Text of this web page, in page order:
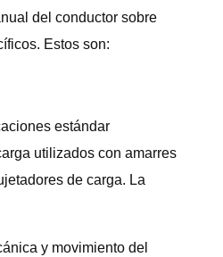
del conductor sobre
Estos son:
estándar
utilizados con amarres
de carga. La
y movimiento del